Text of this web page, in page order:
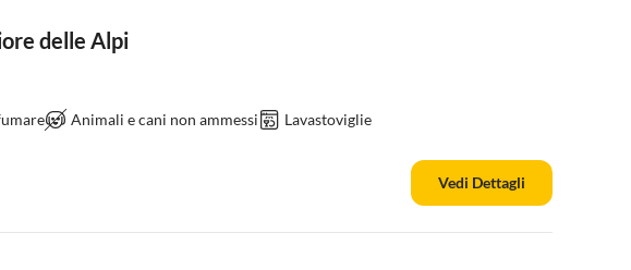
delle Alpi
Animali e cani non ammessi Lavastoviglie
Vedi Dettagli